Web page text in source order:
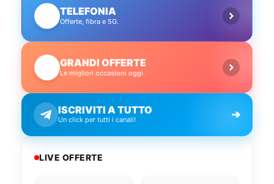
TELEFONIA
Offerte, fibra e 5G.
GRANDI OFFERTE
Le migliori occasioni oggi.
ISCRIVITI A TUTTO
Un click per tutti i canali! ➔
LIVE OFFERTE